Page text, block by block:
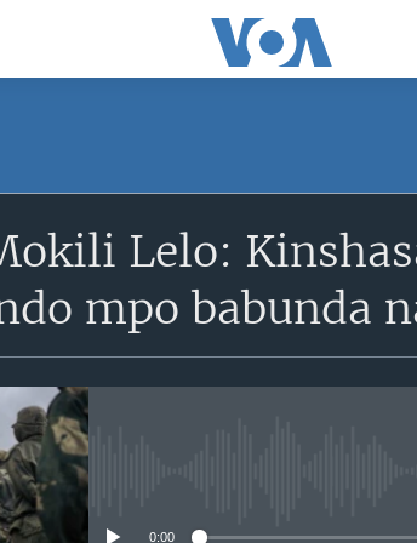
Lelo:
mpo babunda
0:00